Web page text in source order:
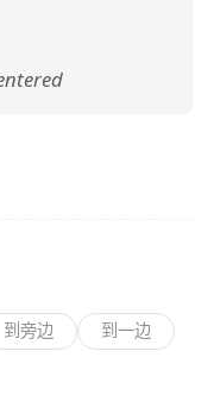
到旁边 到一边